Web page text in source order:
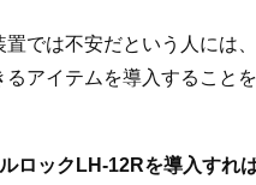
置では不安だという人には
るアイテムを導入すること
ロックLH-12Rを導入すれ